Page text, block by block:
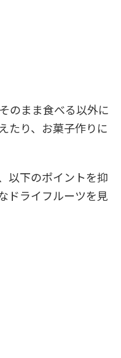
のまま食べる以外に
たり、お菓子作りに
以下のポイントを抑
ドライフルーツを見